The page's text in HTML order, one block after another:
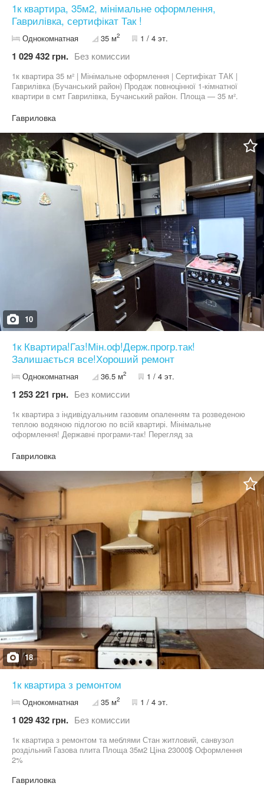
1к квартира, 35м2, мінімальне оформлення,
Гаврилівка, сертифікат Так !
Однокомнатная 35 м2 1 / 4 эт.
1 029 432 грн. Без комиссии
1к квартира 35 м² | Мінімальне оформлення | Сертифікат ТАК |
Гаврилівка (Бучанський район) Продаж повноцінної 1-кімнатної
квартири в смт Гаврилівка, Бучанський район. Площа — 35 м².
державний сертифікат — ТАК • Спокійне та затишне місце •
Поряд ліс • Школа та дитячий садочок • Зупинка громадського
транспорту • Магазин та аптека в пішій доступності Ідеальний
варіант для життя або інвестиції. Телефонуйте — домовимось
про перегляд.
Гавриловка
10
1к Квартира!Газ!Мін.оф!Держ.прогр.так!
Залишається все!Хороший ремонт
Однокомнатная 36.5 м2 1 / 4 эт.
1 253 221 грн. Без комиссии
1к квартира з індивідуальним газовим опаленням та розведеною
теплою водяною підлогою по всій квартирі. Мінімальне
оформлення! Державні програми-так! Перегляд за
Гавриловка
18
1к квартира з ремонтом
Однокомнатная 35 м2 1 / 4 эт.
1 029 432 грн. Без комиссии
1к квартира з ремонтом та меблями Стан житловий, санвузол
роздільний Газова плита Площа 35м2 Ціна 23000$ Оформлення
2%
Гавриловка